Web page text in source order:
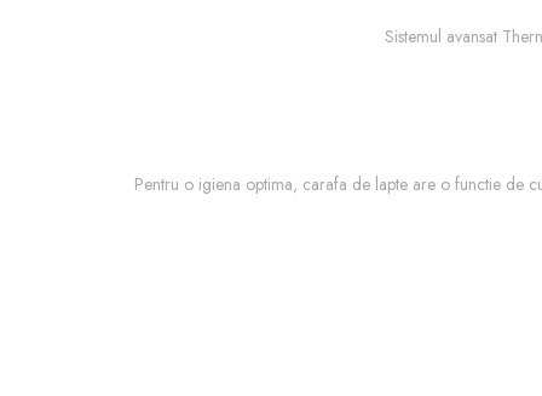
Sistemul avansat
Pentru o igiena optima, carafa de lapte are o functie de